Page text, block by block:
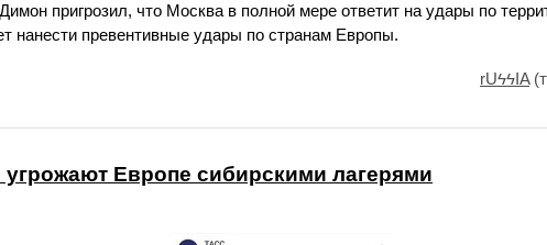
пригрозил, что Москва в полной мере ответит на удары по
нанести превентивные удары по странам Европы.
rUϟϟIA
угрожают Европе сибирскими лагерями